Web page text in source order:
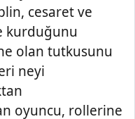
cesaret ve
kurduğunu
olan tutkusunu
neyi
oyuncu, rollerine